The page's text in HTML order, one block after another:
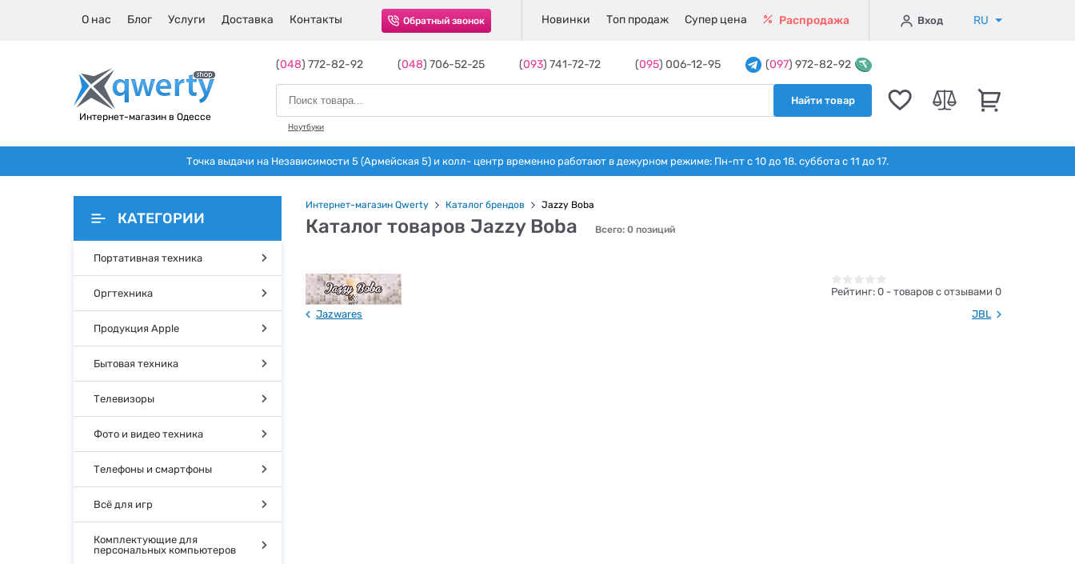
О нас Блог Услуги Доставка Контакты Обратный звонок Новинки Топ продаж Супер цена Распродажа Вход RU
Интернет-магазин в Одессе
(048) 772-82-92 (048) 706-52-25 (093) 741-72-72 (095) 006-12-95 (097) 972-82-92
Найти товар
Ноутбуки
Точка выдачи на Независимости 5 (Армейская 5) и колл- центр временно работают в дежурном режиме: Пн-пт с 10 до 18. суббота с 11 до 17.
КАТЕГОРИИ
Портативная техника
Оргтехника
Продукция Apple
Бытовая техника
Телевизоры
Фото и видео техника
Телефоны и смартфоны
Всё для игр
Комплектующие для
персональных компьютеров
Интернет-магазин Qwerty Каталог брендов Jazzy Boba
Каталог товаров Jazzy Boba Всего: 0 позиций
Рейтинг: 0 - товаров с отзывами 0
Jazwares
JBL